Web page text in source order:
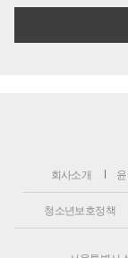
회사소개
청소년보호정책